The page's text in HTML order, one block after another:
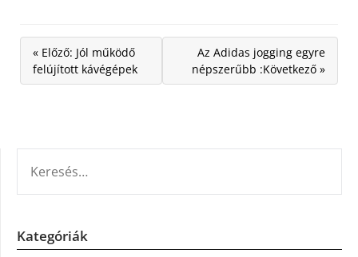
« Előző: Jól működő
felújított kávégépek
Az Adidas jogging egyre
népszerűbb :Következő »
Kategóriák